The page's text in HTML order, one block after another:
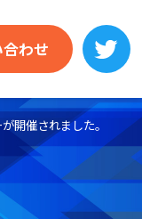
わせ
開催されました。